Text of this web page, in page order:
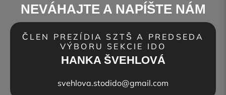
NEVÁHAJTE A NAPÍŠTE NÁM
ČLEN PREZÍDIA SZTŠ A PREDSEDA
VÝBORU SEKCIE IDO
HANKA ŠVEHLOVÁ
svehlova.stodido@gmail.com